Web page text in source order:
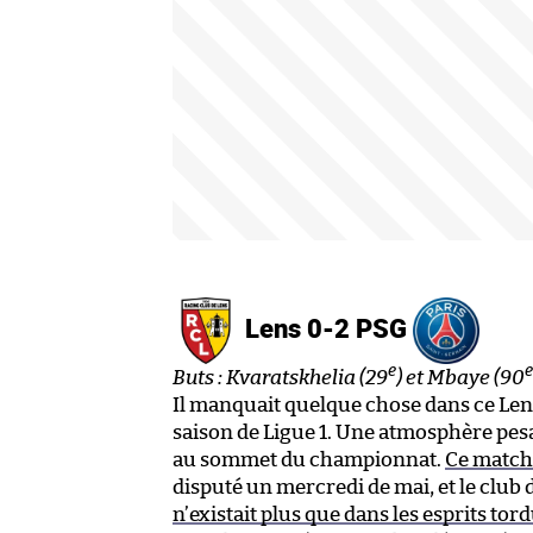
Lens 0-2 PSG
Buts : Kvaratskhelia (29e) et Mbaye (90e
Il manquait quelque chose dans ce
saison de Ligue 1. Une atmosphère
au sommet du championnat. Ce
disputé un mercredi de mai, et le
n’existait plus que dans les esprits